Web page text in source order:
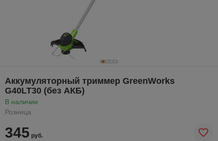
Аккумуляторный триммер GreenWorks
G40LT30 (без АКБ)
В наличии
Розница
345 руб.